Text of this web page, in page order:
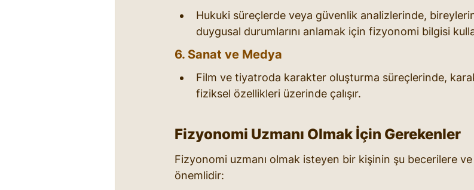
Hukuki süreçlerde veya güvenlik analizlerinde,
duygusal durumlarını anlamak için fizyonomi bilgisi
6. Sanat ve Medya
Film ve tiyatroda karakter oluşturma süreçlerinde,
fiziksel özellikleri üzerinde çalışır.
Fizyonomi Uzmanı Olmak İçin Gerekenler
Fizyonomi uzmanı olmak isteyen bir kişinin şu becerilere
önemlidir: